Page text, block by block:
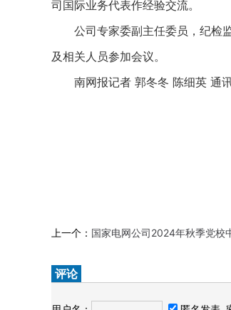
司国际业务代表作经验交流。
公司专家委副主任委员，纪检监
及相关人员参加会议。
南网报记者 郭冬冬 陈细英 通
上一个： 国家电网公司2024年秋季党校
评论